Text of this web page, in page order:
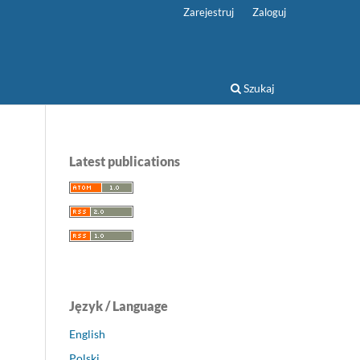
Szukaj
Zarejestruj Zaloguj
Latest publications
Język / Language
English